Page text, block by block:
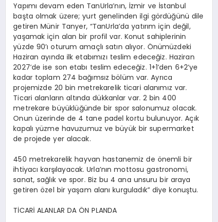
Yapımı devam eden TanUrla’nın, İzmir ve İstanbul
başta olmak üzere; yurt genelinden ilgi gördüğünü dile
getiren Münir Tanyer, “TanUrla’da yatırım için değil,
yaşamak için alan bir profil var. Konut sahiplerinin
yüzde 90’ı oturum amaçlı satın alıyor. Önümüzdeki
Haziran ayında ilk etabımızı teslim edeceğiz. Haziran
2027’de ise son etabı teslim edeceğiz. 1+1’den 6+2’ye
kadar toplam 274 bağımsız bölüm var. Ayrıca
projemizde 20 bin metrekarelik ticari alanımız var.
Ticari alanların altında dükkanlar var. 2 bin 400
metrekare büyüklüğünde bir spor salonumuz olacak.
Onun üzerinde de 4 tane padel kortu bulunuyor. Açık
kapalı yüzme havuzumuz ve büyük bir supermarket
de projede yer alacak.
450 metrekarelik hayvan hastanemiz de önemli bir
ihtiyacı karşılayacak. Urla’nın mottosu gastronomi,
sanat, sağlık ve spor. Biz bu 4 ana unsuru bir araya
getiren özel bir yaşam alanı kurguladık” diye konuştu.
TİCARİ ALANLAR DA ÖN PLANDA